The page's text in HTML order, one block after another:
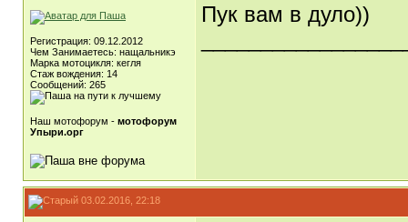
Регистрация: 09.12.2012
Чем Занимаетесь: нащальникэ
Марка мотоцикля: кегля
Стаж вождения: 14
Сообщений: 265
Наш мотофорум - мотофорум
Упыри.орг
Пук вам в дуло))
03.02.2016, 22:18